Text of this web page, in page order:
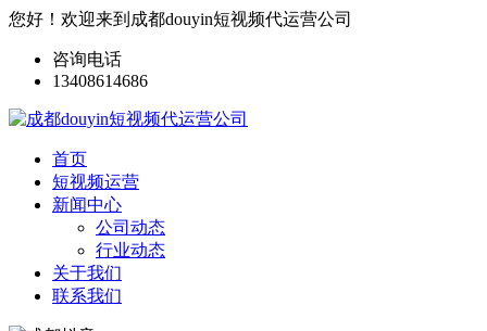
您好！欢迎来到成都douyin短视频代运营公司
咨询电话
13408614686
首页
短视频运营
新闻中心
公司动态
行业动态
关于我们
联系我们